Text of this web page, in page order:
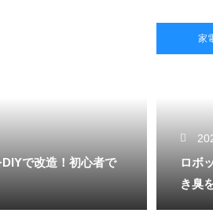
で改造！初心者で
家
ロボ
き臭